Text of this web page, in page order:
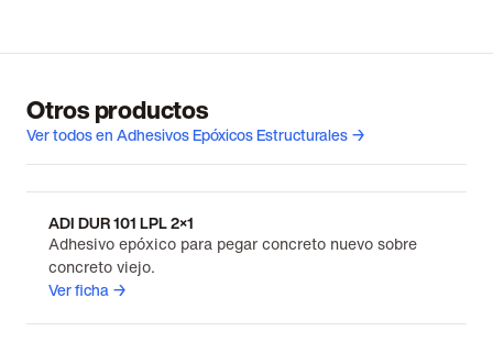
Otros productos
Ver todos en Adhesivos Epóxicos Estructurales →
ADI DUR 101 LPL 2×1
Adhesivo epóxico para pegar concreto nuevo sobre
concreto viejo.
Ver ficha →